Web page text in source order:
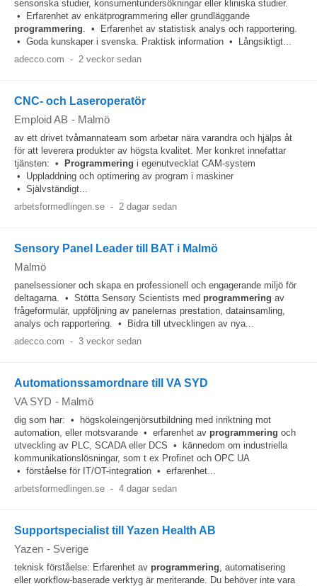
sensoriska studier, konsumentundersökningar eller kliniska studier.
• Erfarenhet av enkätprogrammering eller grundläggande
programmering. • Erfarenhet av statistisk analys och rapportering.
• Goda kunskaper i svenska. Praktisk information • Långsiktigt...
adecco.com - 2 veckor sedan
CNC- och Laseroperatör
Emploid AB - Malmö
av ett drivet tvåmannateam som arbetar nära varandra och hjälps åt
för att leverera produkter av högsta kvalitet. Mer konkret innefattar
tjänsten: •
Programmering i egenutvecklat CAM-system
• Uppladdning och optimering av program i maskiner
• Självständigt...
arbetsformedlingen.se - 2 dagar sedan
Sensory Panel Leader till BAT i Malmö
Malmö
panelsessioner och skapa en professionell och engagerande miljö för
deltagarna. • Stötta Sensory Scientists med programmering av
frågeformulär, uppföljning av panelernas prestation, datainsamling,
analys och rapportering. • Bidra till utvecklingen av nya...
adecco.com - 3 veckor sedan
Automationssamordnare till VA SYD
VA SYD - Malmö
dig som har: • högskoleingenjörsutbildning med inriktning mot
automation, eller motsvarande • erfarenhet av programmering och
utveckling av PLC, SCADA eller DCS • kännedom om industriella
kommunikationslösningar, som t ex Profinet och OPC UA
• förståelse för IT/OT-integration • erfarenhet...
arbetsformedlingen.se - 4 dagar sedan
Supportspecialist till Yazen Health AB
Yazen - Sverige
teknisk förståelse: Erfarenhet av programmering, automatisering
eller workflow-baserade verktyg är meriterande. Du behöver inte vara